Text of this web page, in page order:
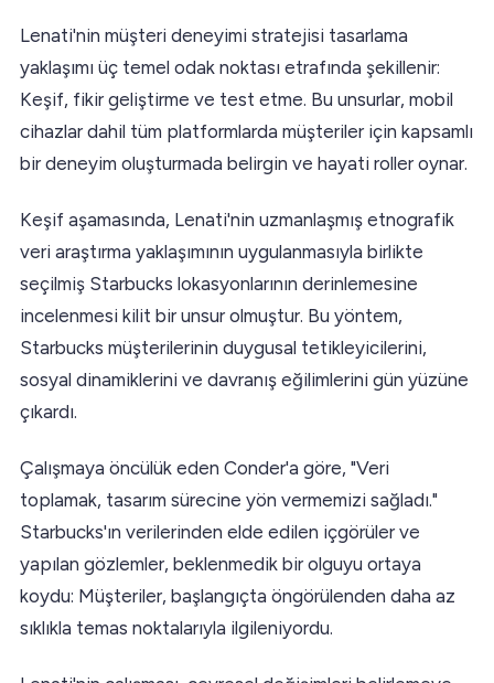
Lenati'nin müşteri deneyimi stratejisi tasarlama
yaklaşımı üç temel odak noktası etrafında şekillenir:
Keşif, fikir geliştirme ve test etme. Bu unsurlar, mobil
cihazlar dahil tüm platformlarda müşteriler için kapsamlı
bir deneyim oluşturmada belirgin ve hayati roller oynar.
Keşif aşamasında, Lenati'nin uzmanlaşmış etnografik
veri araştırma yaklaşımının uygulanmasıyla birlikte
seçilmiş Starbucks lokasyonlarının derinlemesine
incelenmesi kilit bir unsur olmuştur. Bu yöntem,
Starbucks müşterilerinin duygusal tetikleyicilerini,
sosyal dinamiklerini ve davranış eğilimlerini gün yüzüne
çıkardı.
Çalışmaya öncülük eden Conder'a göre, "Veri
toplamak, tasarım sürecine yön vermemizi sağladı."
Starbucks'ın verilerinden elde edilen içgörüler ve
yapılan gözlemler, beklenmedik bir olguyu ortaya
koydu: Müşteriler, başlangıçta öngörülenden daha az
sıklıkla temas noktalarıyla ilgileniyordu.